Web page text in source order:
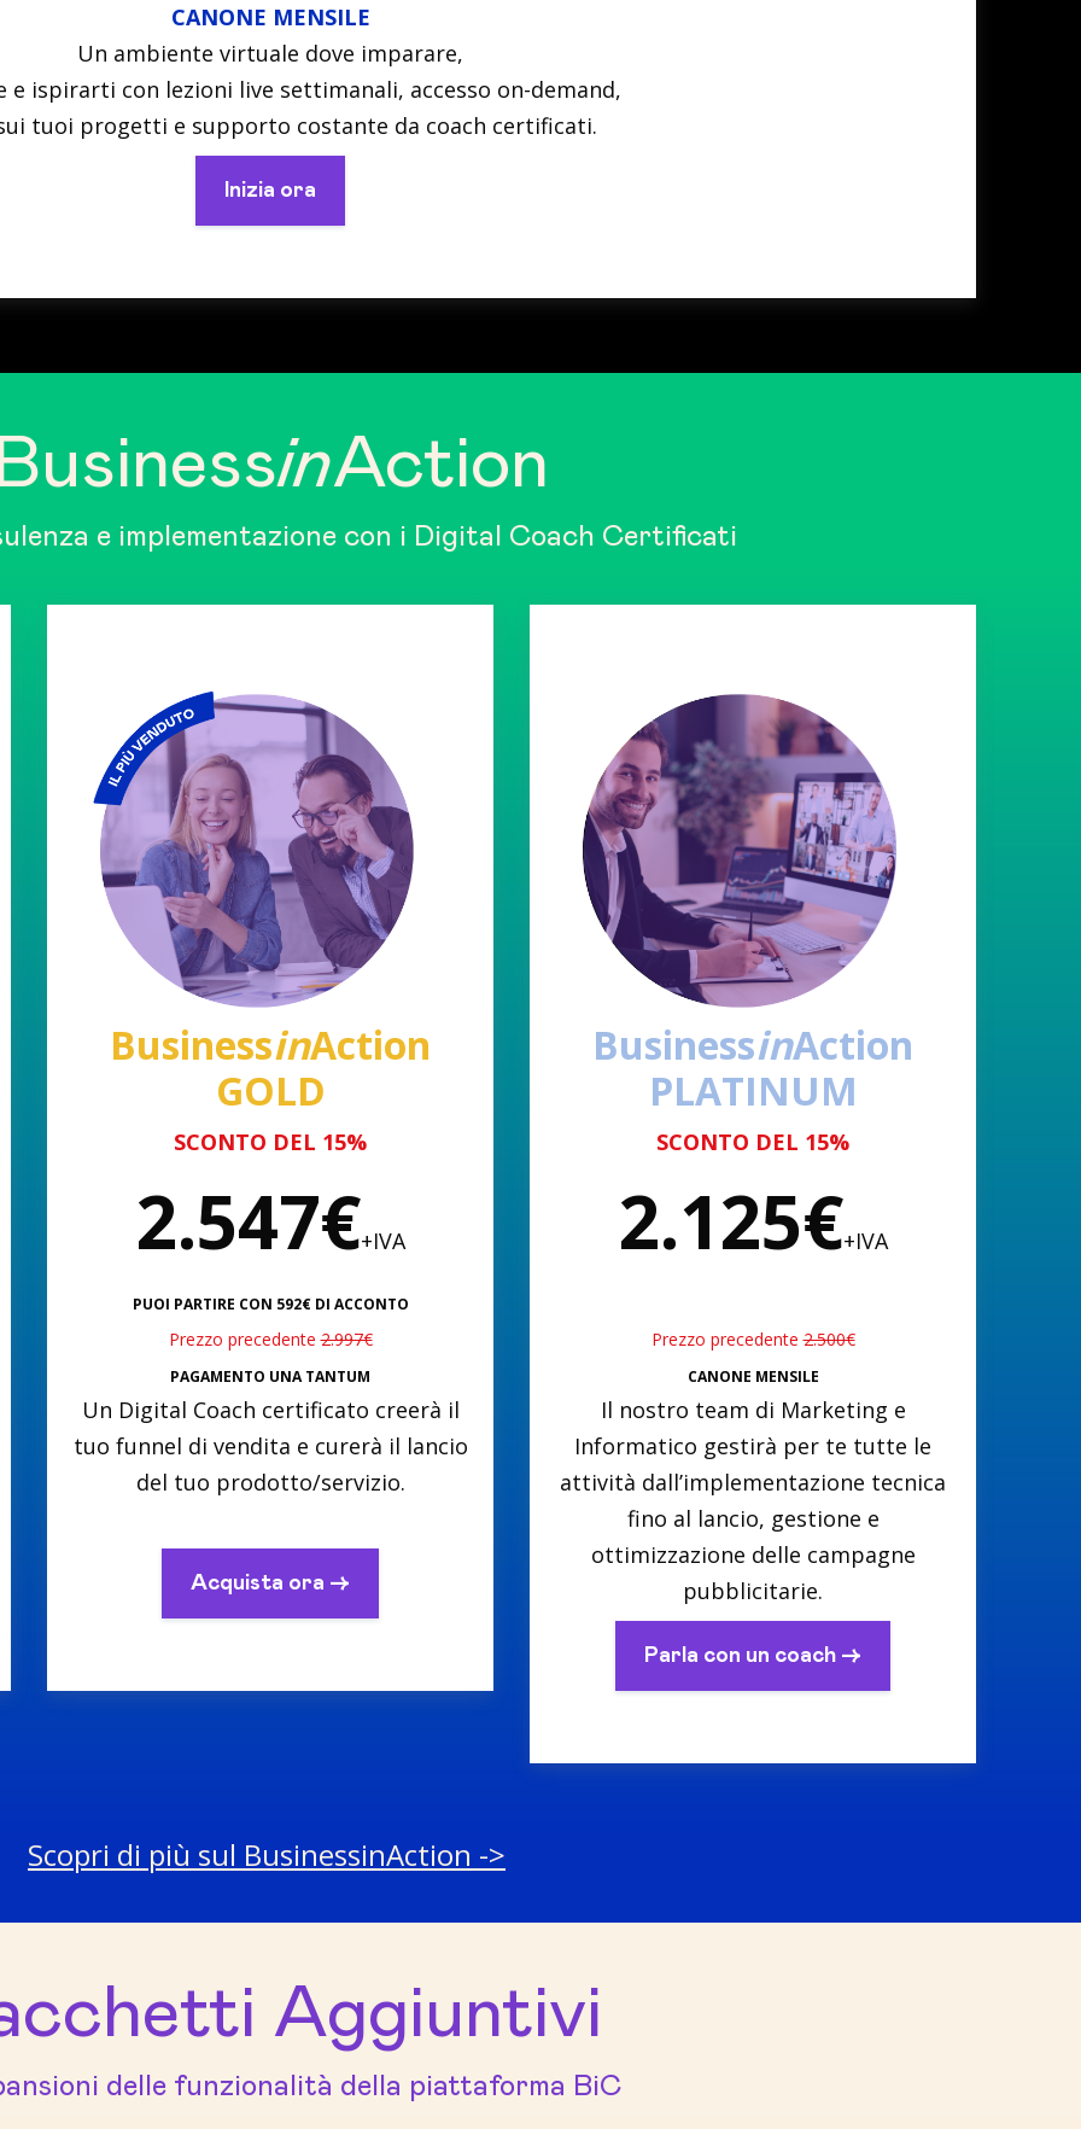
CANONE MENSILE
Un ambiente virtuale dove imparare,
e ispirarti con lezioni live settimanali, accesso on-demand,
tuoi progetti e supporto costante da coach certificati.
Inizia ora
BusinessinAction
e implementazione con i Digital Coach Certificati
BusinessinAction
GOLD
SCONTO DEL 15%
2.547€+IVA
PUOI PARTIRE CON 592€ DI ACCONTO
Prezzo precedente2.997€
PAGAMENTO UNA TANTUM
Un Digital Coach certificato creerà il
tuo funnel di vendita e curerà il lancio
del tuo prodotto/servizio.
Acquista ora ->
BusinessinAction
PLATINUM
SCONTO DEL 15%
2.125€+IVA
Prezzo precedente2.500€
CANONE MENSILE
Il nostro team di Marketing e
Informatico gestirà per te tutte le
attività dall’implementazione tecnica
fino al lancio, gestione e
ottimizzazione delle campagne
pubblicitarie.
Parla con un coach ->
Scopri di più sul BusinessinAction ->
Aggiuntivi
delle funzionalità della piattaforma BiC